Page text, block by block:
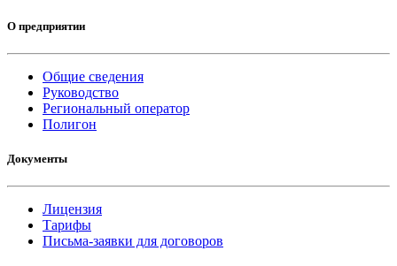
О предприятии
Общие сведения
Руководство
Региональный оператор
Полигон
Документы
Лицензия
Тарифы
Письма-заявки для договоров